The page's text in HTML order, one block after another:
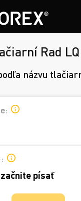
Rad LQ
názvu
písať